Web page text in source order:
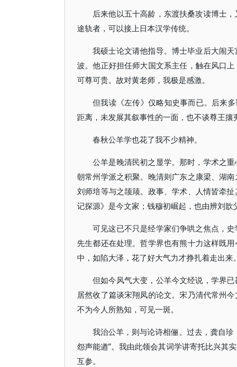
后来他以五十高龄，东渡扶桑攻读博士
途轨者，可以接上日本汉学传统。
我硕士论文请他指导。博士毕业后大闹
波。他正好担任师大国文系主任，触在风口
可尊可贵。故对黄老师，我极是感激。
但我读《左传》仅略知史事而已。后来
距离，未发展其叙事性的一面，也不谈尊王攘
春秋公羊学也花了我不少精神。
公羊是晚清民初之显学。那时，学术之
朝常州学派之积聚。晚清则广东之康梁、湖
刘师培等与之颉颃。政事、学术、人情皆牵
记探源》是今文家；钱穆初崛起，也由辨刘歆
可见这已不只是经学家们争哄之焦点，
先生都还在处理。哲学界也有熊十力这样既
中，如陷大泽，花了好大气力才挣扎着走出来。
但如今风气大变，公羊今文经说，学界
居然收了篇谈宋翔凤的论文。宋乃清代常州
不为今人所熟知，可见一斑。
我治公羊，则与论诗相俪。过去，龚自
怨声能遒”。我由此领会其词学讲寄托比兴其
互参。